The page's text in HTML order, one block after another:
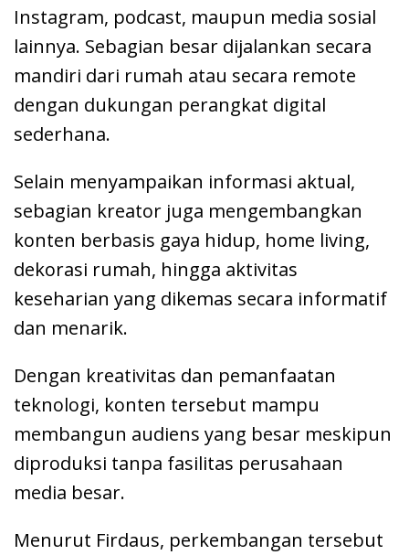
Instagram, podcast, maupun media sosial
lainnya. Sebagian besar dijalankan secara
mandiri dari rumah atau secara remote
dengan dukungan perangkat digital
sederhana.
Selain menyampaikan informasi aktual,
sebagian kreator juga mengembangkan
konten berbasis gaya hidup, home living,
dekorasi rumah, hingga aktivitas
keseharian yang dikemas secara informatif
dan menarik.
Dengan kreativitas dan pemanfaatan
teknologi, konten tersebut mampu
membangun audiens yang besar meskipun
diproduksi tanpa fasilitas perusahaan
media besar.
Menurut Firdaus, perkembangan tersebut